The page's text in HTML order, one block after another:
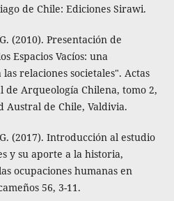
de Chile: Ediciones Sirawi.
(2010). Presentación de
Espacios Vacíos: una
relaciones societales". Actas
de Arqueología Chilena, tomo 2,
Austral de Chile, Valdivia.
(2017). Introducción al estudio
y su aporte a la historia,
ocupaciones humanas en
56, 3-11.